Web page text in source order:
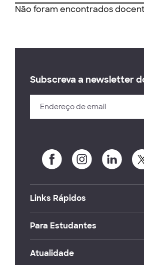
Não foram encontrados
Subscreva a newsletter
Links Rápidos
Para Estudantes
Atualidade